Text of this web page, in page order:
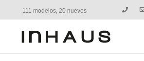
111 modelos, 20 nuevos